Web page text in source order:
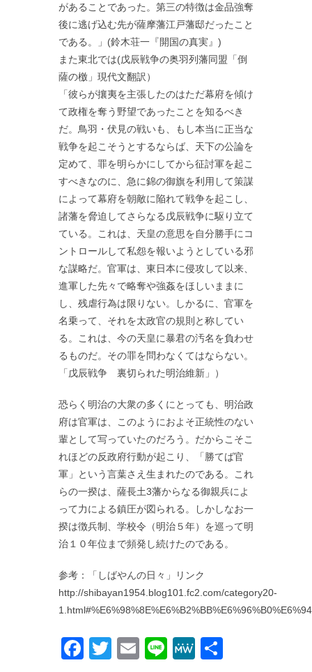
があることであった。第三の特徴は金品強奪
後に逃げ込む先が薩摩藩江戸藩邸だったこと
である。」(鈴木荘一『開国の真実』)
また東北では(戊辰戦争の奥羽列藩同盟「倒
薩の檄」現代文翻訳）
「彼らが攘夷を主張したのはただ幕府を傾け
て政権を奪う野望であったことを知るべき
だ。鳥羽・伏見の戦いも、もし本当に正当な
戦争を起こそうとするならば、天下の公論を
定めて、罪を明らかにしてから征討軍を起こ
すべきなのに、急に錦の御旗を利用して策謀
によって幕府を朝敵に陥れて戦争を起こし、
諸藩を脅迫してさらなる戊辰戦争に駆り立て
ている。これは、天皇の意思を自分勝手にコ
ントロールして私怨を報いようとしている邪
な謀略だ。官軍は、東日本に侵攻して以来、
進軍した先々で略奪や強姦をほしいままに
し、残虐行為は限りない。しかるに、官軍を
名乗って、それを太政官の規則と称してい
る。これは、今の天皇に暴君の汚名を負わせ
るものだ。その罪を問わなくてはならない。
「戊辰戦争 裏切られた明治維新」）
恐らく明治の大衆の多くにとっても、明治政
府は官軍は、このようにおよそ正統性のない
輩として写っていたのだろう。だからこそこ
れほどの反政府行動が起こり、「勝てば官
軍」という言葉さえ生まれたのである。これ
らの一揆は、薩長土3藩からなる御親兵によ
って力による鎮圧が図られる。しかしなお一
揆は徴兵制、学校令（明治５年）を巡って明
治１０年位まで頻発し続けたのである。
参考：「しばやんの日々」リンク
http://shibayan1954.blog101.fc2.com/category20-
Facebook
Twitter
EmailLineMeWe